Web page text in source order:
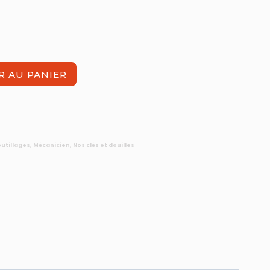
AU PANIER
, Mécanicien, Nos clés et douilles